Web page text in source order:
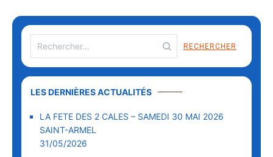
LES DERNIÈRES ACTUALITÉS
LA FETE DES 2 CALES – SAMEDI 30 MAI 2026
SAINT-ARMEL
31/05/2026